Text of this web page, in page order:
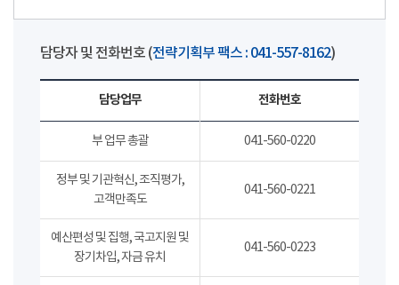
담당자 및 전화번호 (전략기획부 팩스 : 041-557-8162)
담당업무 전화번호
부 업무 총괄 041-560-0220
정부 및 기관혁신, 조직평가,
고객만족도
041-560-0221
예산편성 및 집행, 국고지원 및
장기차입, 자금 유치
041-560-0223